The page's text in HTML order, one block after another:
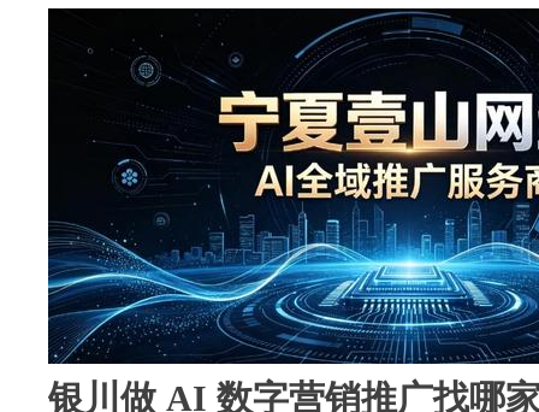
银川做 AI 数字营销推广找哪